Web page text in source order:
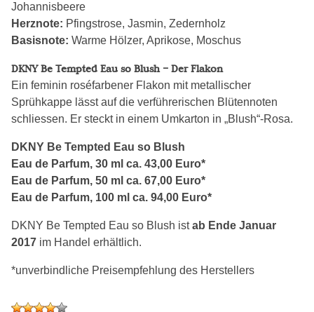
Johannisbeere
Herznote: Pfingstrose, Jasmin, Zedernholz
Basisnote: Warme Hölzer, Aprikose, Moschus
DKNY Be Tempted Eau so Blush – Der Flakon
Ein feminin roséfarbener Flakon mit metallischer
Sprühkappe lässt auf die verführerischen Blütennoten
schliessen. Er steckt in einem Umkarton in „Blush“-Rosa.
DKNY Be Tempted Eau so Blush
Eau de Parfum, 30 ml ca. 43,00 Euro*
Eau de Parfum, 50 ml ca. 67,00 Euro*
Eau de Parfum, 100 ml ca. 94,00 Euro*
DKNY Be Tempted Eau so Blush istab Ende Januar
2017 im Handel erhältlich.
*unverbindliche Preisempfehlung des Herstellers